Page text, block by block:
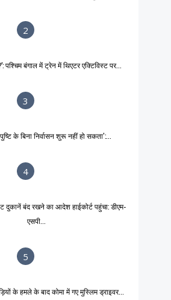
2
पश्चिम बंगाल में ट्रेन में थिएटर एक्टिविस्ट पर...
3
के बिना निर्वासन शुरू नहीं हो सकता':...
4
दुकानें बंद रखने का आदेश हाईकोर्ट पहुंचा: डीएम-
एसपी...
5
के हमले के बाद कोमा में गए मुस्लिम ड्राइवर...